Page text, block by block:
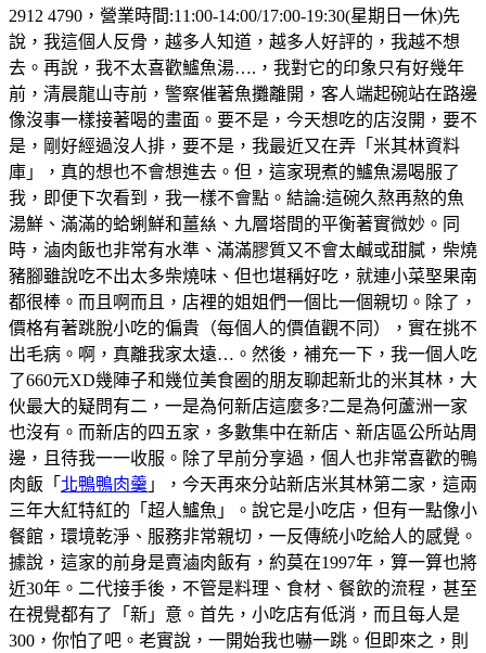
2912 4790，營業時間:11:00-14:00/17:00-19:30(星期日一休)先
說，我這個人反骨，越多人知道，越多人好評的，我越不想
去。再說，我不太喜歡鱸魚湯….，我對它的印象只有好幾年
前，清晨龍山寺前，警察催著魚攤離開，客人端起碗站在路邊
像沒事一樣接著喝的畫面。要不是，今天想吃的店沒開，要不
是，剛好經過沒人排，要不是，我最近又在弄「米其林資料
庫」，真的想也不會想進去。但，這家現煮的鱸魚湯喝服了
我，即便下次看到，我一樣不會點。結論:這碗久熬再熬的魚
湯鮮、滿滿的蛤蜊鮮和薑𢇃、九層塔間的平衡著實微妙。同
時，滷肉飯也非常有水準、滿滿膠質又不會太鹹或甜膩，柴燒
豬腳雖說吃不出太多柴燒味、但也堪稱好吃，就連小菜埾果南
都很棒。而且啊而且，店裡的姐姐們一個比一個親切。除了，
價格有著跳脫小吃的偏貴（每個人的價值觀不同），實在挑不
出毛病。啊，真離我家太遠…。然後，補充一下，我一個人吃
了660元XD幾陣子和幾位美食圈的朋友聊起新北的米其林，大
伙最大的疑問有二，一是為何新店這麼多?二是為何蘆洲一家
也沒有。而新店的四五家，多數集中在新店、新店區公所站周
邊，且待我一一收服。除了早前分享過，個人也非常喜歡的鴨
肉飯「 北鴨鴨肉羹 」，今天再來分站新店米其林第二家，這兩
三年大紅特紅的「超人鱸魚」。說它是小吃店，但有一點像小
餐館，環境乾淨、服務非常親切，一反傳統小吃給人的感覺。
據說，這家的前身是賣滷肉飯有，約莫在1997年，算一算也將
近30年。二代接手後，不管是料理、食材、餐飲的流程，甚至
在視覺都有了「新」意。首先，小吃店有低消，而且每人是
300，你怕了吧。老實說，一開始我也嚇一跳。但即來之，則